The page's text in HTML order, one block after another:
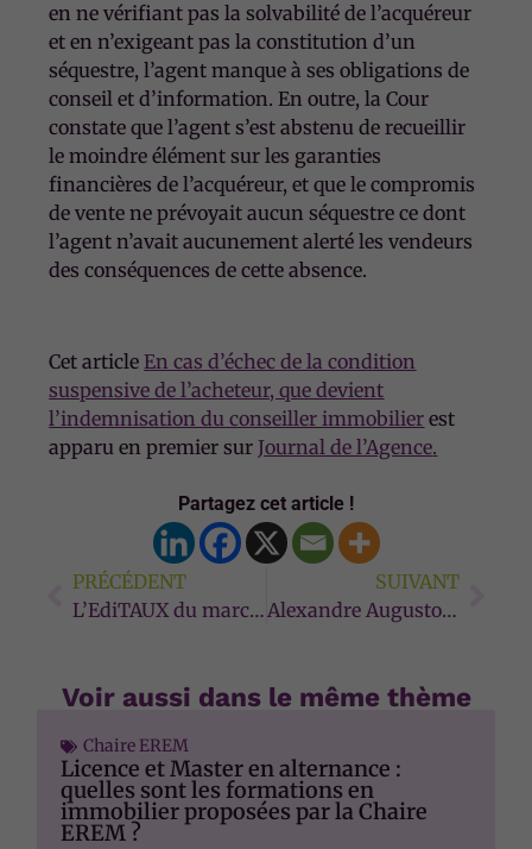
en ne vérifiant pas la solvabilité de l’acquéreur
et en n’exigeant pas la constitution d’un
séquestre, l’agent manque à ses obligations de
conseil et d’information. En outre, la Cour
constate que l’agent s’est abstenu de recueillir
le moindre élément sur les garanties
financières de l’acquéreur, et que le compromis
de vente ne prévoyait aucun séquestre ce dont
l’agent n’avait aucunement alerté les vendeurs
des conséquences de cette absence.
Cet articleEn cas d’échec de la condition
suspensive de l’acheteur, que devient
l’indemnisation du conseiller immobilier est
apparu en premier surJournal de l’Agence.
Partagez cet article !
PRÉCÉDENT
L’EdiTAUX du marché et des crédits immobiliers : vers un été indien ?
SUIVANT
Alexandre Augusto et Mickaël Saba de Terra Capital : « les people marseillais de l’immobilier »
Voir aussi dans le même thème
Chaire EREM
Licence et Master en alternance :
quelles sont les formations en
immobilier proposées par la Chaire
EREM ?